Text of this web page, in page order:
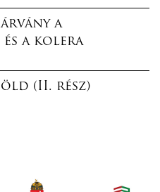
a
és a kolera
(II. rész)